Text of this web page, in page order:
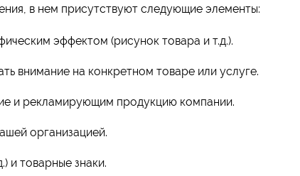
в нем присутствуют следующие элементы:
эффектом (рисунок товара и т.д.).
внимание на конкретном товаре или услуге.
и рекламирующим продукцию компании.
организацией.
и товарные знаки.